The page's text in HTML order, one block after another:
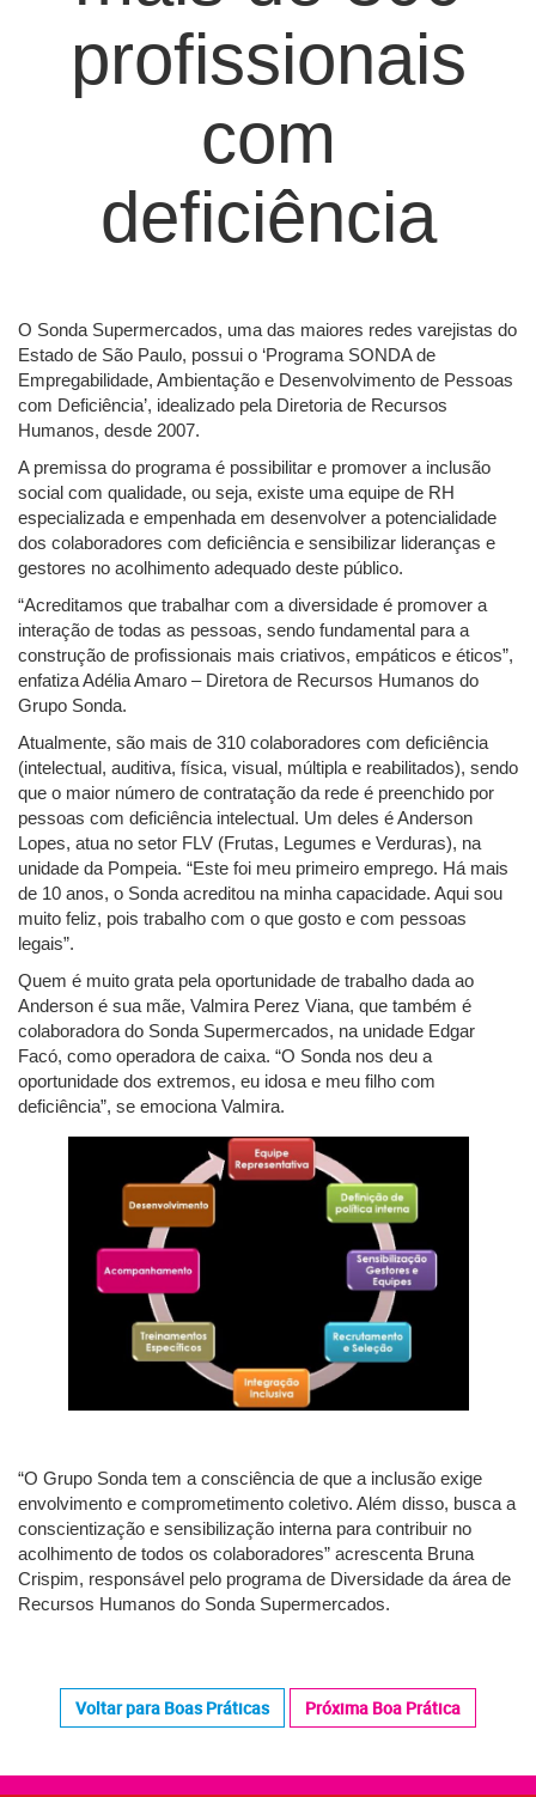
profissionais
com
deficiência
O Sonda Supermercados, uma das maiores redes varejistas do
Estado de São Paulo, possui o ‘Programa SONDA de
Empregabilidade, Ambientação e Desenvolvimento de Pessoas
com Deficiência’, idealizado pela Diretoria de Recursos
Humanos, desde 2007.
A premissa do programa é possibilitar e promover a inclusão
social com qualidade, ou seja, existe uma equipe de RH
especializada e empenhada em desenvolver a potencialidade
dos colaboradores com deficiência e sensibilizar lideranças e
gestores no acolhimento adequado deste público.
“Acreditamos que trabalhar com a diversidade é promover a
interação de todas as pessoas, sendo fundamental para a
construção de profissionais mais criativos, empáticos e éticos”,
enfatiza Adélia Amaro – Diretora de Recursos Humanos do
Grupo Sonda.
Atualmente, são mais de 310 colaboradores com deficiência
(intelectual, auditiva, física, visual, múltipla e reabilitados), sendo
que o maior número de contratação da rede é preenchido por
pessoas com deficiência intelectual. Um deles é Anderson
Lopes, atua no setor FLV (Frutas, Legumes e Verduras), na
unidade da Pompeia. “Este foi meu primeiro emprego. Há mais
de 10 anos, o Sonda acreditou na minha capacidade. Aqui sou
muito feliz, pois trabalho com o que gosto e com pessoas
legais”.
Quem é muito grata pela oportunidade de trabalho dada ao
Anderson é sua mãe, Valmira Perez Viana, que também é
colaboradora do Sonda Supermercados, na unidade Edgar
Facó, como operadora de caixa. “O Sonda nos deu a
oportunidade dos extremos, eu idosa e meu filho com
deficiência”, se emociona Valmira.
“O Grupo Sonda tem a consciência de que a inclusão exige
envolvimento e comprometimento coletivo. Além disso, busca a
conscientização e sensibilização interna para contribuir no
acolhimento de todos os colaboradores” acrescenta Bruna
Crispim, responsável pelo programa de Diversidade da área de
Recursos Humanos do Sonda Supermercados.
Voltar para Boas Práticas Próxima Boa Prática